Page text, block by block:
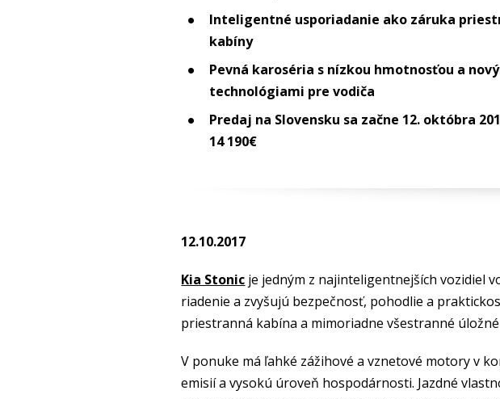
Inteligentné usporiadanie ako záruka
kabíny
Pevná karoséria s nízkou hmotnosťou a
technológiami pre vodiča
Predaj na Slovensku sa začne 12. októbra
14 190€
12.10.2017
Kia Stonic je jedným z najinteligentnejších vozidiel
riadenie a zvyšujú bezpečnosť, pohodlie a
priestranná kabína a mimoriadne všestranné
V ponuke má ľahké zážihové a vznetové motory v
emisií a vysokú úroveň hospodárnosti. Jazdné